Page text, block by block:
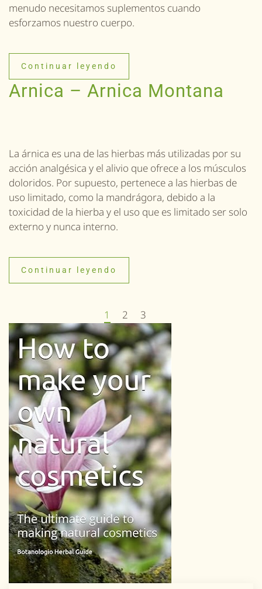
menudo necesitamos suplementos cuando
esforzamos nuestro cuerpo.
Continuar leyendo
Arnica – Arnica Montana
La árnica es una de las hierbas más utilizadas por su
acción analgésica y el alivio que ofrece a los músculos
doloridos. Por supuesto, pertenece a las hierbas de
uso limitado, como la mandrágora, debido a la
toxicidad de la hierba y el uso que es limitado ser solo
externo y nunca interno.
Continuar leyendo
1 2 3